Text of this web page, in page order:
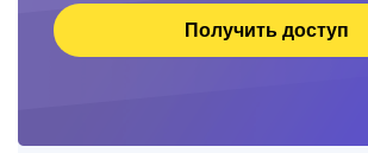
Получить доступ